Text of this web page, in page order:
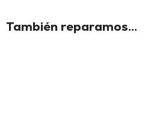
También reparamos...